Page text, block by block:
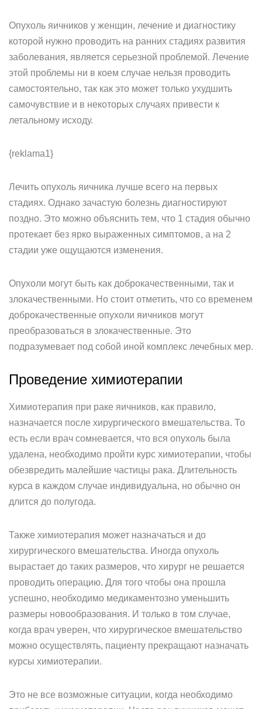
Опухоль яичников у женщин, лечение и диагностику
которой нужно проводить на ранних стадиях развития
заболевания, является серьезной проблемой. Лечение
этой проблемы ни в коем случае нельзя проводить
самостоятельно, так как это может только ухудшить
самочувствие и в некоторых случаях привести к
летальному исходу.
{reklama1}
Лечить опухоль яичника лучше всего на первых
стадиях. Однако зачастую болезнь диагностируют
поздно. Это можно объяснить тем, что 1 стадия обычно
протекает без ярко выраженных симптомов, а на 2
стадии уже ощущаются изменения.
Опухоли могут быть как доброкачественными, так и
злокачественными. Но стоит отметить, что со временем
доброкачественные опухоли яичников могут
преобразоваться в злокачественные. Это
подразумевает под собой иной комплекс лечебных мер.
Проведение химиотерапии
Химиотерапия при раке яичников, как правило,
назначается после хирургического вмешательства. То
есть если врач сомневается, что вся опухоль была
удалена, необходимо пройти курс химиотерапии, чтобы
обезвредить малейшие частицы рака. Длительность
курса в каждом случае индивидуальна, но обычно он
длится до полугода.
Также химиотерапия может назначаться и до
хирургического вмешательства. Иногда опухоль
вырастает до таких размеров, что хирург не решается
проводить операцию. Для того чтобы она прошла
успешно, необходимо медикаментозно уменьшить
размеры новообразования. И только в том случае,
когда врач уверен, что хирургическое вмешательство
можно осуществлять, пациенту прекращают назначать
курсы химиотерапии.
Это не все возможные ситуации, когда необходимо